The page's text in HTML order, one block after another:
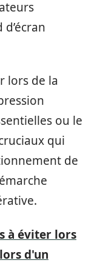
lors de la
ou le
qui
de
à éviter lors
d'un